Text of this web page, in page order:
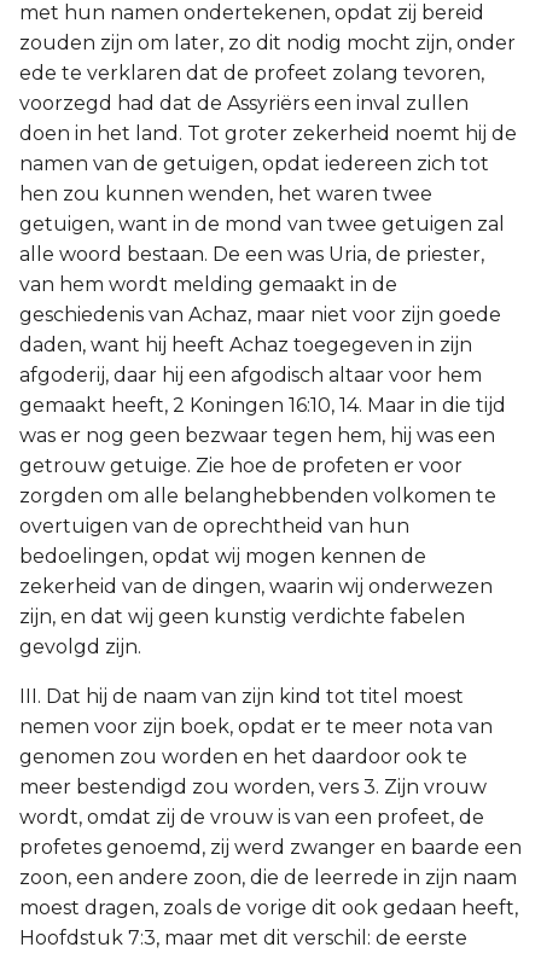
met hun namen ondertekenen, opdat zij bereid
zouden zijn om later, zo dit nodig mocht zijn, onder
ede te verklaren dat de profeet zolang tevoren,
voorzegd had dat de Assyriërs een inval zullen
doen in het land. Tot groter zekerheid noemt hij de
namen van de getuigen, opdat iedereen zich tot
hen zou kunnen wenden, het waren twee
getuigen, want in de mond van twee getuigen zal
alle woord bestaan. De een was Uria, de priester,
van hem wordt melding gemaakt in de
geschiedenis van Achaz, maar niet voor zijn goede
daden, want hij heeft Achaz toegegeven in zijn
afgoderij, daar hij een afgodisch altaar voor hem
gemaakt heeft, 2 Koningen 16:10, 14. Maar in die tijd
was er nog geen bezwaar tegen hem, hij was een
getrouw getuige. Zie hoe de profeten er voor
zorgden om alle belanghebbenden volkomen te
overtuigen van de oprechtheid van hun
bedoelingen, opdat wij mogen kennen de
zekerheid van de dingen, waarin wij onderwezen
zijn, en dat wij geen kunstig verdichte fabelen
gevolgd zijn.
III. Dat hij de naam van zijn kind tot titel moest
nemen voor zijn boek, opdat er te meer nota van
genomen zou worden en het daardoor ook te
meer bestendigd zou worden, vers 3. Zijn vrouw
wordt, omdat zij de vrouw is van een profeet, de
profetes genoemd, zij werd zwanger en baarde een
zoon, een andere zoon, die de leerrede in zijn naam
moest dragen, zoals de vorige dit ook gedaan heeft,
Hoofdstuk 7:3, maar met dit verschil: de eerste